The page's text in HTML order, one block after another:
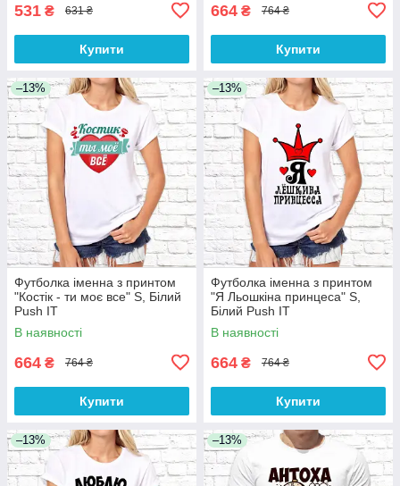
531 ₴ 631 ₴
Купити
664 ₴ 764 ₴
Купити
–13%
Футболка іменна з принтом
"Костік - ти моє все" S, Білий
Push IT
В наявності
664 ₴ 764 ₴
Купити
–13%
Футболка іменна з принтом
"Я Льошкіна принцеса" S,
Білий Push IT
В наявності
664 ₴ 764 ₴
Купити
–13% –13%